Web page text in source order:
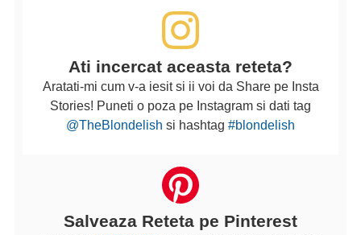
Ati incercat aceasta reteta?
Aratati-mi cum v-a iesit si ii voi da Share pe Insta
Stories! Puneti o poza pe Instagram si dati tag
@TheBlondelish si hashtag #blondelish
Salveaza Reteta pe Pinterest